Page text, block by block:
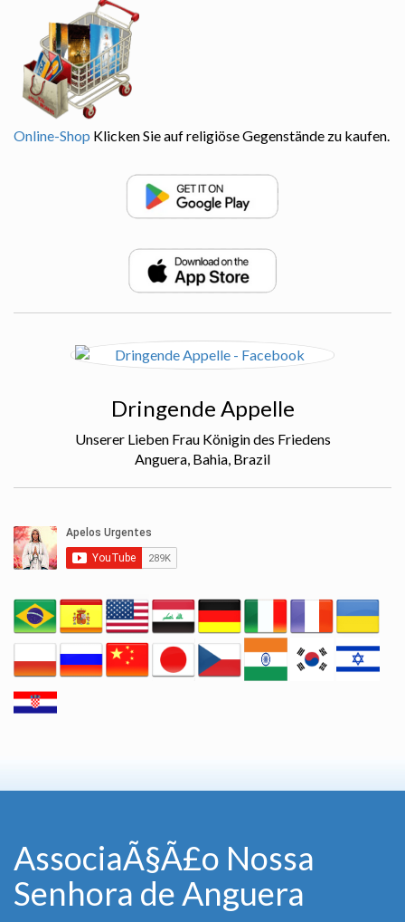
Online-Shop Klicken Sie auf religiöse Gegenstände zu kaufen.
Dringende Appelle
Unserer Lieben Frau Königin des Friedens
Anguera, Bahia, Brazil
AssociaÃ§Ã£o Nossa
Senhora de Anguera